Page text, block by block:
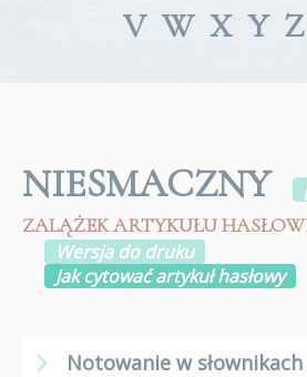
V W X Y Z
NIESMACZNY
ZALĄŻEK ARTYKUŁU
Wersja do druku
Jak cytować artykuł hasłowy
Notowanie w słownikach